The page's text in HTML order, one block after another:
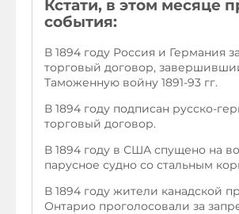
Кстати, в этом месяце
события:
В 1894 году Россия и Германия
торговый договор,
Таможенную войну 1891-93 гг.
В 1894 году подписан русско-
торговый договор.
В 1894 году в США спущено на
парусное судно со стальным
В 1894 году жители канадской
Онтарио проголосовали за